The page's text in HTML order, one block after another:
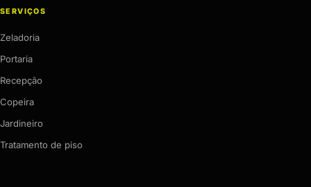
SERVIÇOS
Zeladoria
Portaria
Recepção
Copeira
Jardineiro
Tratamento de piso